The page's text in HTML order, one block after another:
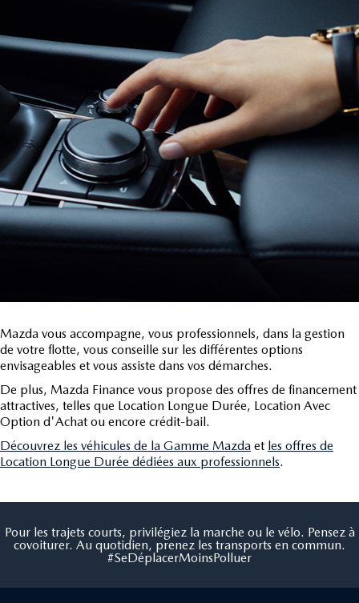
Mazda vous accompagne, vous professionnels, dans la gestion
de votre flotte, vous conseille sur les différentes options
envisageables et vous assiste dans vos démarches.
De plus, Mazda Finance vous propose des offres de financement
attractives, telles que Location Longue Durée, Location Avec
Option d'Achat ou encore crédit-bail.
Découvrez les véhicules de la Gamme Mazda et les offres de
Location Longue Durée dédiées aux professionnels.
Pour les trajets courts, privilégiez la marche ou le vélo. Pensez à
covoiturer. Au quotidien, prenez les transports en commun.
#SeDéplacerMoinsPolluer